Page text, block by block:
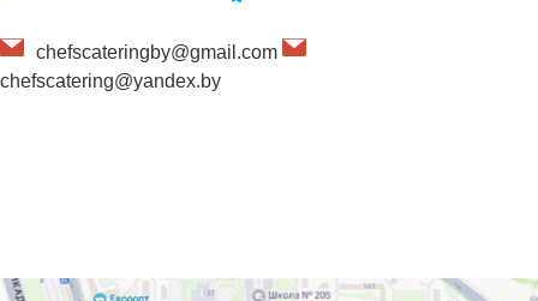
chefscateringby@gmail.com
chefscatering@yandex.by